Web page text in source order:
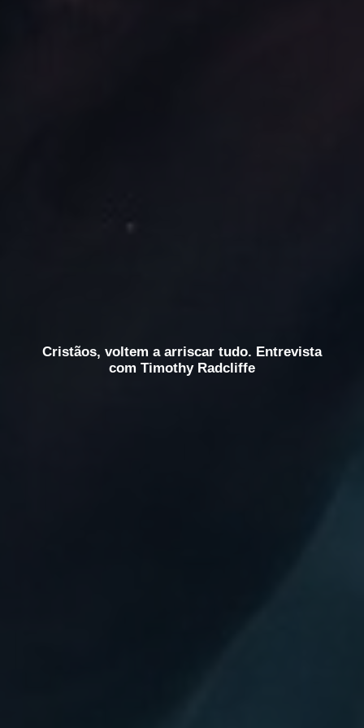
Cristãos, voltem a arriscar tudo. Entrevista
com Timothy Radcliffe